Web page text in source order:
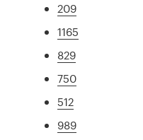
209
1165
829
750
512
989